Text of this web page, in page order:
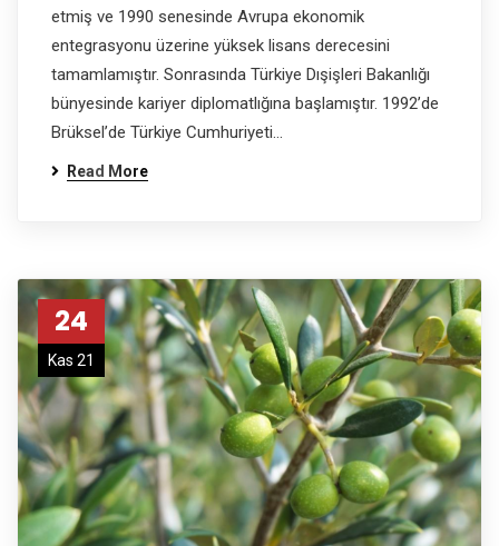
etmiş ve 1990 senesinde Avrupa ekonomik
entegrasyonu üzerine yüksek lisans derecesini
tamamlamıştır. Sonrasında Türkiye Dışişleri Bakanlığı
bünyesinde kariyer diplomatlığına başlamıştır. 1992’de
Brüksel’de Türkiye Cumhuriyeti…
Read More
24
Kas 21